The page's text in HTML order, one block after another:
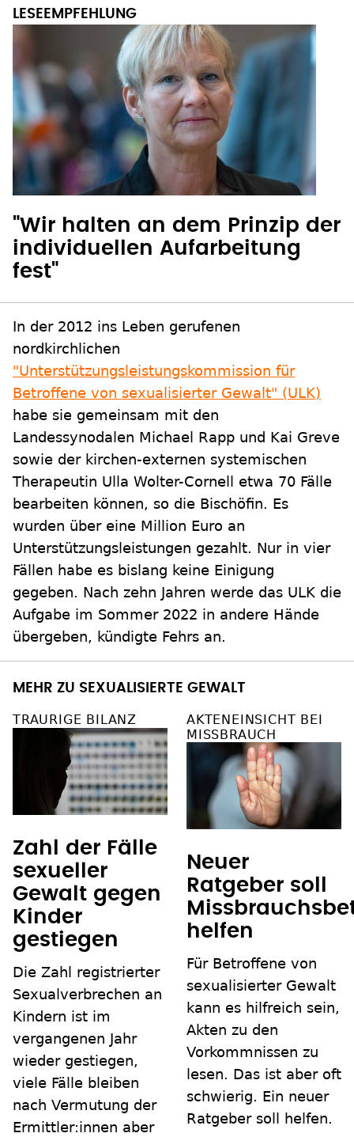
"Wir halten an dem Prinzip der
individuellen Aufarbeitung
fest"
In der 2012 ins Leben gerufenen
nordkirchlichen
"Unterstützungsleistungskommission für
Betroffene von sexualisierter Gewalt" (ULK)
habe sie gemeinsam mit den
Landessynodalen Michael Rapp und Kai Greve
sowie der kirchen-externen systemischen
Therapeutin Ulla Wolter-Cornell etwa 70 Fälle
bearbeiten können, so die Bischöfin. Es
wurden über eine Million Euro an
Unterstützungsleistungen gezahlt. Nur in vier
Fällen habe es bislang keine Einigung
gegeben. Nach zehn Jahren werde das ULK die
Aufgabe im Sommer 2022 in andere Hände
übergeben, kündigte Fehrs an.
MEHR ZU SEXUALISIERTE GEWALT
TRAURIGE BILANZ
Zahl der Fälle
sexueller
Gewalt gegen
Kinder
gestiegen
Die Zahl registrierter
Sexualverbrechen an
Kindern ist im
vergangenen Jahr
wieder gestiegen,
viele Fälle bleiben
nach Vermutung der
Ermittler:innen aber
AKTENEINSICHT BEI
MISSBRAUCH
Neuer
Ratgeber soll
helfen
Für Betroffene von
sexualisierter Gewalt
kann es hilfreich sein,
Akten zu den
Vorkommnissen zu
lesen. Das ist aber oft
schwierig. Ein neuer
Ratgeber soll helfen.